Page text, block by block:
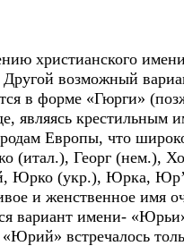
христианского
возможный
в форме «Гюрги»
являясь крестильным
Европы, что широко
(итал.), Георг (нем.),
Юрко (укр.), Юрка,
и женственное имя
вариант имени-
встречалось